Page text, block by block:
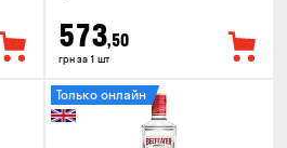
573,50
грн за 1 шт
Только онлайн